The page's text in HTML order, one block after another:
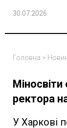
30.07.2026
Головна >
ректора
У Харкові